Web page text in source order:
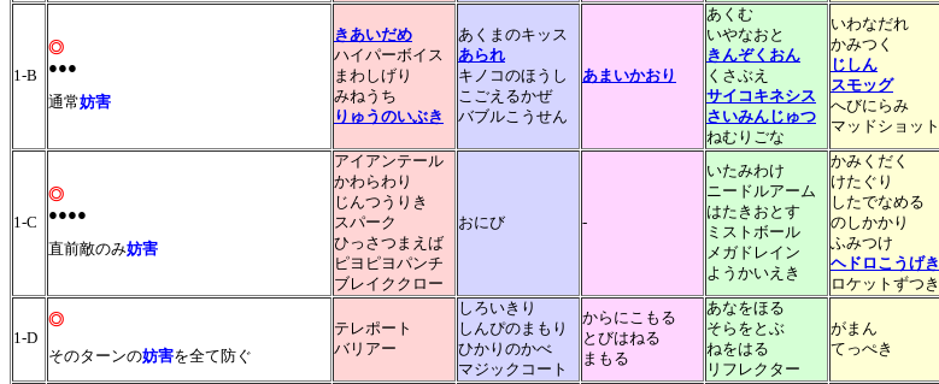
1-B
◎
●●●
通常妨害
きあいだめ
ハイパーボイス
まわしげり
みねうち
りゅうのいぶき
あくまのキッス
あられ
キノコのほうし
こごえるかぜ
バブルこうせん
あまいかおり
あくむ
いやなおと
きんぞくおん
くさぶえ
サイコキネシス
さいみんじゅつ
ねむりごな
いわなだれ
かみつく
じしん
スモッグ
へびにらみ
マッドショット
1-C
◎
●●●●
直前敵のみ妨害
アイアンテール
かわらわり
じんつうりき
スパーク
ひっさつまえば
ピヨピヨパンチ
ブレイククロー
おにび -
いたみわけ
ニードルアーム
はたきおとす
ミストボール
メガドレイン
ようかいえき
かみくだく
けたぐり
したでなめる
のしかかり
ふみつけ
ヘドロこうげき
ロケットずつき
1-D
◎
そのターンの妨害を全て防ぐ
テレポート
バリアー
しろいきり
しんぴのまもり
ひかりのかべ
マジックコート
からにこもる
とびはねる
まもる
あなをほる
そらをとぶ
ねをはる
リフレクター
がまん
てっぺき